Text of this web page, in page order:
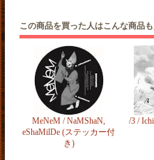
この商品を買った人はこんな商品
MeNeM / NaMShaN,
eShaMilDe (ステッカー付
き)
/3 /